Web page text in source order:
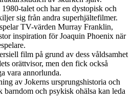
talet och har en dystopisk och
sig från andra superhjältefilmer.
TV-värden Murray Franklin,
inspiration för Joaquin Phoenix när
film på grund av dess våldsamhet
orättvisor, men den fick också
vara annorlunda.
av Jokerns ursprungshistoria och
barndom och psykisk ohälsa kan leda